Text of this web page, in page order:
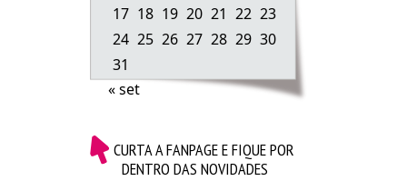
Essa foto foi tirada em fevereiro, no dia em que
Assistam ao tour pelo apartamento vazio pra
17 18 19 20 21 22 23
24 25 26 27 28 29 30
31
« set
CURTA A FANPAGE E FIQUE POR
DENTRO DAS NOVIDADES